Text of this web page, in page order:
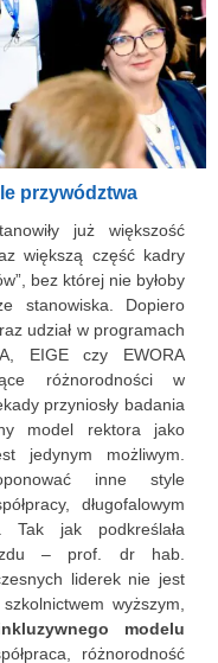
przywództwa
już większość
większą część kadry
bez której nie byłoby
stanowiska. Dopiero
udział w programach
EIGE czy EWORA
różnorodności w
przyniosły badania
model rektora jako
jedynym możliwym.
inne style
długofalowym
Tak jak podkreślała
– prof. dr hab.
liderek nie jest
wyższym,
modelu
różnorodność